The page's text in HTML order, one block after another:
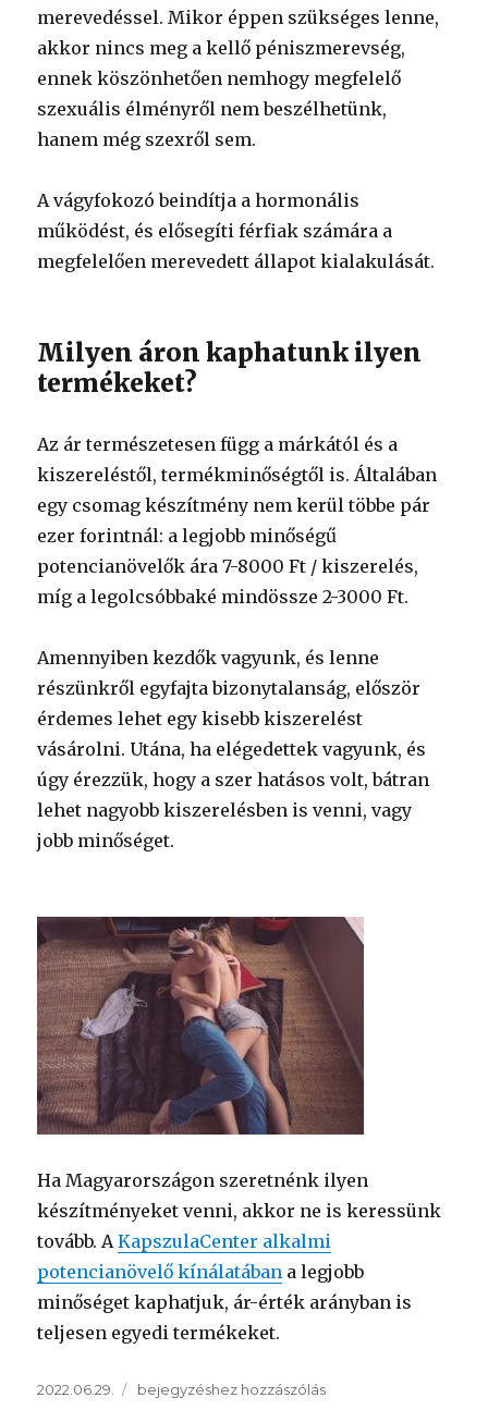
merevedéssel. Mikor éppen szükséges lenne,
akkor nincs meg a kellő péniszmerevség,
ennek köszönhetően nemhogy megfelelő
szexuális élményről nem beszélhetünk,
hanem még szexről sem.
A vágyfokozó beindítja a hormonális
működést, és elősegíti férfiak számára a
megfelelően merevedett állapot kialakulását.
Milyen áron kaphatunk ilyen
termékeket?
Az ár természetesen függ a márkától és a
kiszereléstől, termékminőségtől is. Általában
egy csomag készítmény nem kerül többe pár
ezer forintnál: a legjobb minőségű
potencianövelők ára 7-8000 Ft / kiszerelés,
míg a legolcsóbbaké mindössze 2-3000 Ft.
Amennyiben kezdők vagyunk, és lenne
részünkről egyfajta bizonytalanság, először
érdemes lehet egy kisebb kiszerelést
vásárolni. Utána, ha elégedettek vagyunk, és
úgy érezzük, hogy a szer hatásos volt, bátran
lehet nagyobb kiszerelésben is venni, vagy
jobb minőséget.
Ha Magyarországon szeretnénk ilyen
készítményeket venni, akkor ne is keressünk
tovább. AKapszulaCenter alkalmi
potencianövelő kínálatában a legjobb
minőséget kaphatjuk, ár-érték arányban is
teljesen egyedi termékeket.
Közzétéve
2022.06.29.
Mire
bejegyzéshez hozzászólás